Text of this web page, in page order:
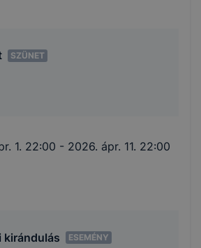
SZÜNET
1. 22:00 - 2026. ápr. 11. 22:00
kirándulás ESEMÉNY